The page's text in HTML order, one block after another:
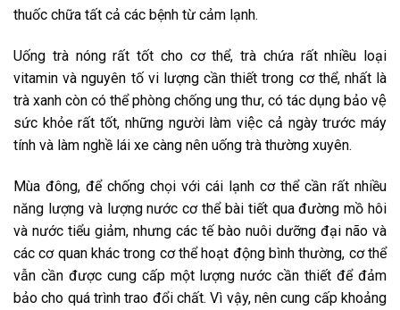
thuốc chữa tất cả các bệnh từ cảm lạnh.
Uống trà nóng rất tốt cho cơ thể, trà chứa rất nhiều loại
vitamin và nguyên tố vi lượng cần thiết trong cơ thể, nhất là
trà xanh còn có thể phòng chống ung thư, có tác dụng bảo vệ
sức khỏe rất tốt, những người làm việc cả ngày trước máy
tính và làm nghề lái xe càng nên uống trà thường xuyên.
Mùa đông, để chống chọi với cái lạnh cơ thể cần rất nhiều
năng lượng và lượng nước cơ thể bài tiết qua đường mồ hôi
và nước tiểu giảm, nhưng các tế bào nuôi dưỡng đại não và
các cơ quan khác trong cơ thể hoạt động bình thường, cơ thể
vẫn cần được cung cấp một lượng nước cần thiết để đảm
bảo cho quá trình trao đổi chất. Vì vậy, nên cung cấp khoảng